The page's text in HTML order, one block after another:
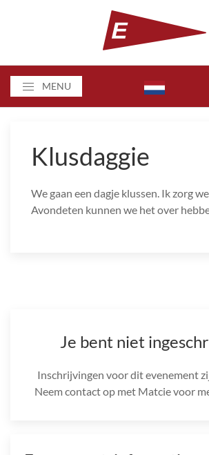
MENU
Klusdaggie
We gaan een dagje klussen. Ik zorg
Avondeten kunnen we het over
Je bent niet
Inschrijvingen voor dit evenement
Neem contact op met Matcie voor